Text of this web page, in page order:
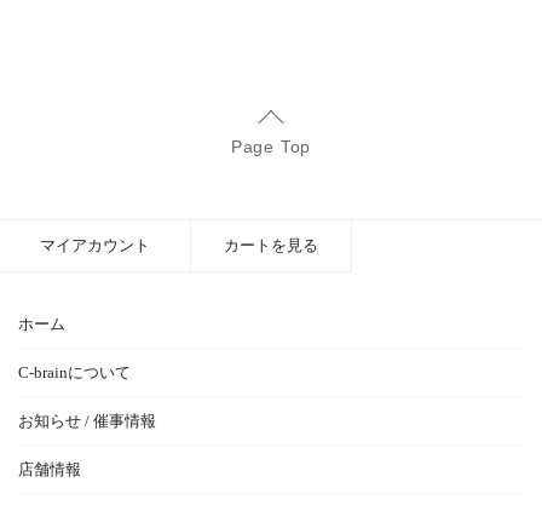
Page Top
ホーム
C-brainについて
お知らせ / 催事情報
店舗情報
マイアカウント カートを見る